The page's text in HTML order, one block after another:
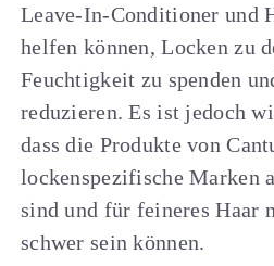
Leave-In-Conditioner und
helfen können, Locken zu
Feuchtigkeit zu spenden
reduzieren. Es ist jedoch
dass die Produkte von
lockenspezifische Marken
sind und für feineres Haar
schwer sein können.